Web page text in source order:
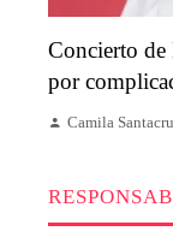
Concierto de
por
Camila